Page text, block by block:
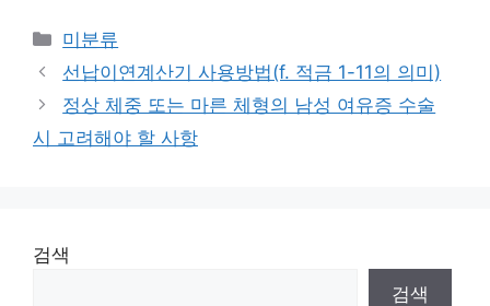
Categories
미분류
선납이연계산기 사용방법(f. 적금 1-11의 의미)
정상 체중 또는 마른 체형의 남성 여유증 수술
시 고려해야 할 사항
검색
검색